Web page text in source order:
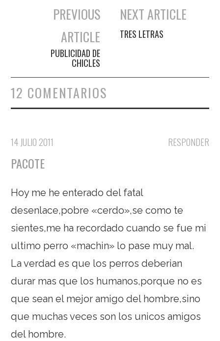
Navegación de entradas
PREVIOUS
ARTICLE
PUBLICIDAD DE
CHICLES
NEXT ARTICLE
TRES LETRAS
12 COMENTARIOS
RESPONDER
14 JULIO 2011
PACOTE
Hoy me he enterado del fatal
desenlace,pobre «cerdo»,se como te
sientes,me ha recordado cuando se fue mi
ultimo perro «machin» lo pase muy mal.
La verdad es que los perros deberian
durar mas que los humanos,porque no es
que sean el mejor amigo del hombre,sino
que muchas veces son los unicos amigos
del hombre.